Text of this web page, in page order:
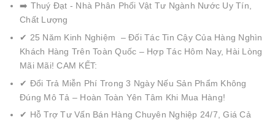
➡️ Thuý Đạt - Nhà Phân Phối Vật Tư Ngành Nước Uy Tín,
Chất Lượng
✔ 25 Năm Kinh Nghiệm – Đối Tác Tin Cậy Của Hàng Nghìn
Khách Hàng Trên Toàn Quốc – Hợp Tác Hôm Nay, Hài Lòng
Mãi Mãi! CAM KẾT:
✔ Đổi Trả Miễn Phí Trong 3 Ngày Nếu Sản Phẩm Không
Đúng Mô Tả – Hoàn Toàn Yên Tâm Khi Mua Hàng!
✔ Hỗ Trợ Tư Vấn Bán Hàng Chuyên Nghiệp 24/7, Giá Cả